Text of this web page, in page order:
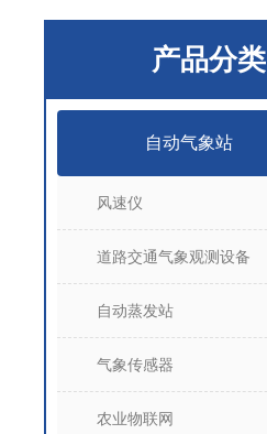
产品分类
自动气象站
风速仪
道路交通气象观测设备
自动蒸发站
气象传感器
农业物联网